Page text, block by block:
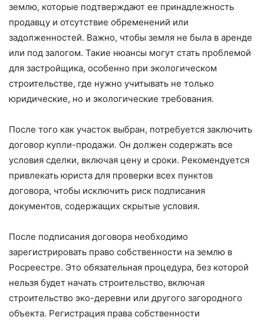
землю, которые подтверждают ее принадлежность
продавцу и отсутствие обременений или
задолженностей. Важно, чтобы земля не была в аренде
или под залогом. Такие нюансы могут стать проблемой
для застройщика, особенно при экологическом
строительстве, где нужно учитывать не только
юридические, но и экологические требования.
После того как участок выбран, потребуется заключить
договор купли-продажи. Он должен содержать все
условия сделки, включая цену и сроки. Рекомендуется
привлекать юриста для проверки всех пунктов
договора, чтобы исключить риск подписания
документов, содержащих скрытые условия.
После подписания договора необходимо
зарегистрировать право собственности на землю в
Росреестре. Это обязательная процедура, без которой
нельзя будет начать строительство, включая
строительство эко-деревни или другого загородного
объекта. Регистрация права собственности